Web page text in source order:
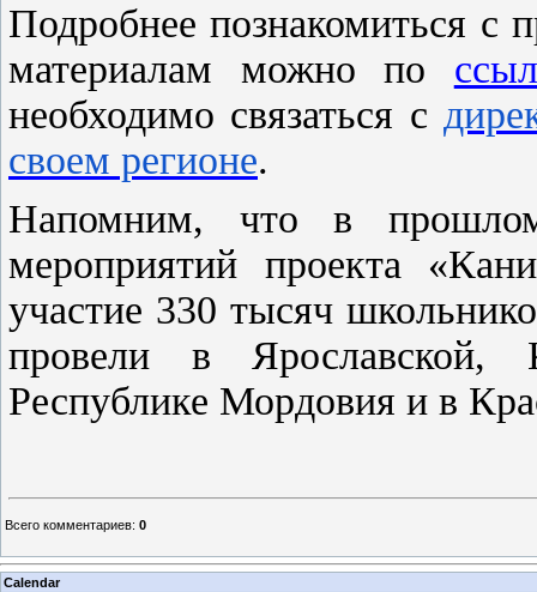
Подробнее познакомиться с
материалам можно по
необходимо связаться с
своем регионе.
Напомним, что в
мероприятий проекта
участие 330 тысяч
провели в Ярославской,
Республике Мордовия и в
Всего комментариев: 0
Calendar